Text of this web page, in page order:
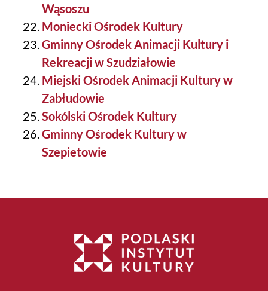
Wąsoszu
Moniecki Ośrodek Kultury
Gminny Ośrodek Animacji Kultury i
Rekreacji w Szudziałowie
Miejski Ośrodek Animacji Kultury w
Zabłudowie
Sokólski Ośrodek Kultury
Gminny Ośrodek Kultury w
Szepietowie